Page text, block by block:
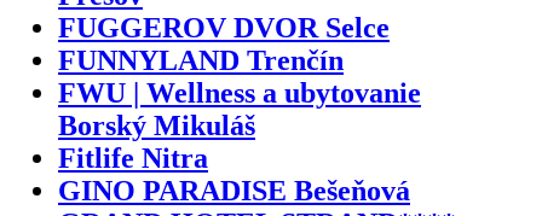
FUGGEROV DVOR Selce
FUNNYLAND Trenčín
FWU | Wellness a ubytovanie
Borský Mikuláš
Fitlife Nitra
GINO PARADISE Bešeňová